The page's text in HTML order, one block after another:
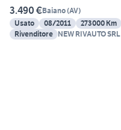
3.490 €Baiano(AV)
Usato
08/2011 273000 Km
Rivenditore NEW RIVAUTO SRL